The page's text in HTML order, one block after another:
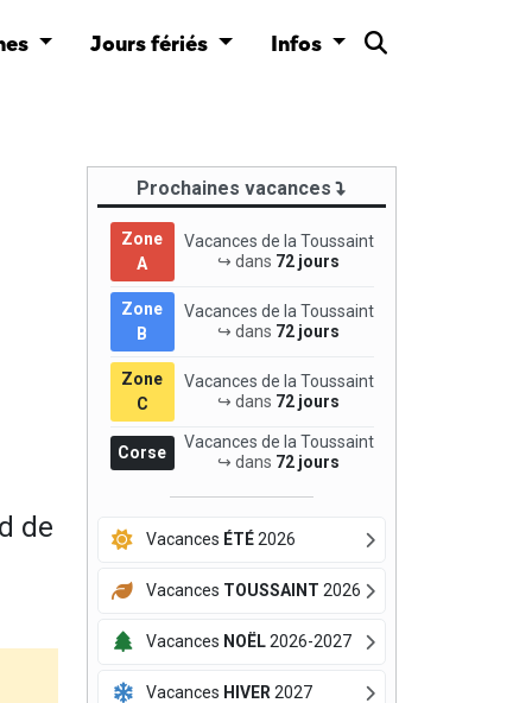
Jours fériés Infos
de
Prochaines vacances
Zone
A
Vacances de la Toussaint
↪ dans 72 jours
Zone
B
Vacances de la Toussaint
↪ dans 72 jours
Zone
C
Vacances de la Toussaint
↪ dans 72 jours
Corse
Vacances de la Toussaint
↪ dans 72 jours
Vacances ÉTÉ2026
Vacances TOUSSAINT 2026
Vacances NOËL2026-2027
Vacances HIVER 2027